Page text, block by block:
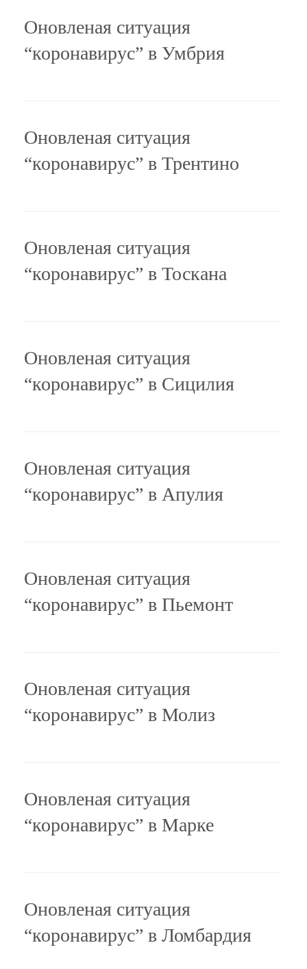
Оновленая ситуация
“коронавирус” в Умбрия
Оновленая ситуация
“коронавирус” в Трентино
Оновленая ситуация
“коронавирус” в Тоскана
Оновленая ситуация
“коронавирус” в Сицилия
Оновленая ситуация
“коронавирус” в Апулия
Оновленая ситуация
“коронавирус” в Пьемонт
Оновленая ситуация
“коронавирус” в Молиз
Оновленая ситуация
“коронавирус” в Марке
Оновленая ситуация
“коронавирус” в Ломбардия